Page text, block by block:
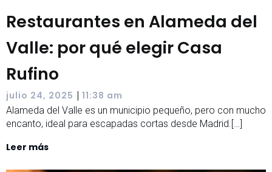
Restaurantes en Alameda del
Valle: por qué elegir Casa
Rufino
julio 24, 2025 | 11:38 am
Alameda del Valle es un municipio pequeño, pero con mucho
encanto, ideal para escapadas cortas desde Madrid.[…]
Leer más